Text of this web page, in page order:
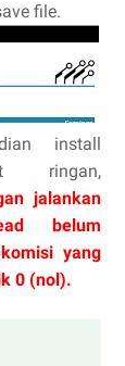
file.
install
ringan,
jalankan
belum
yang
0 (nol).